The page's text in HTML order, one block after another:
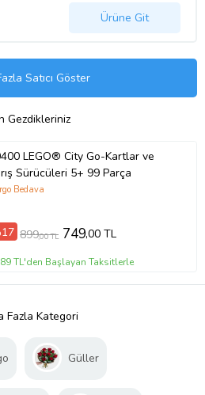
Ürüne Git
Satıcı Göster
Gezdikleriniz
LEGO® City Go-Kartlar ve
Sürücüleri 5+ 99 Parça
Bedava
899,00 TL 749,00 TL
TL'den Başlayan Taksitlerle
Fazla Kategori
Güller